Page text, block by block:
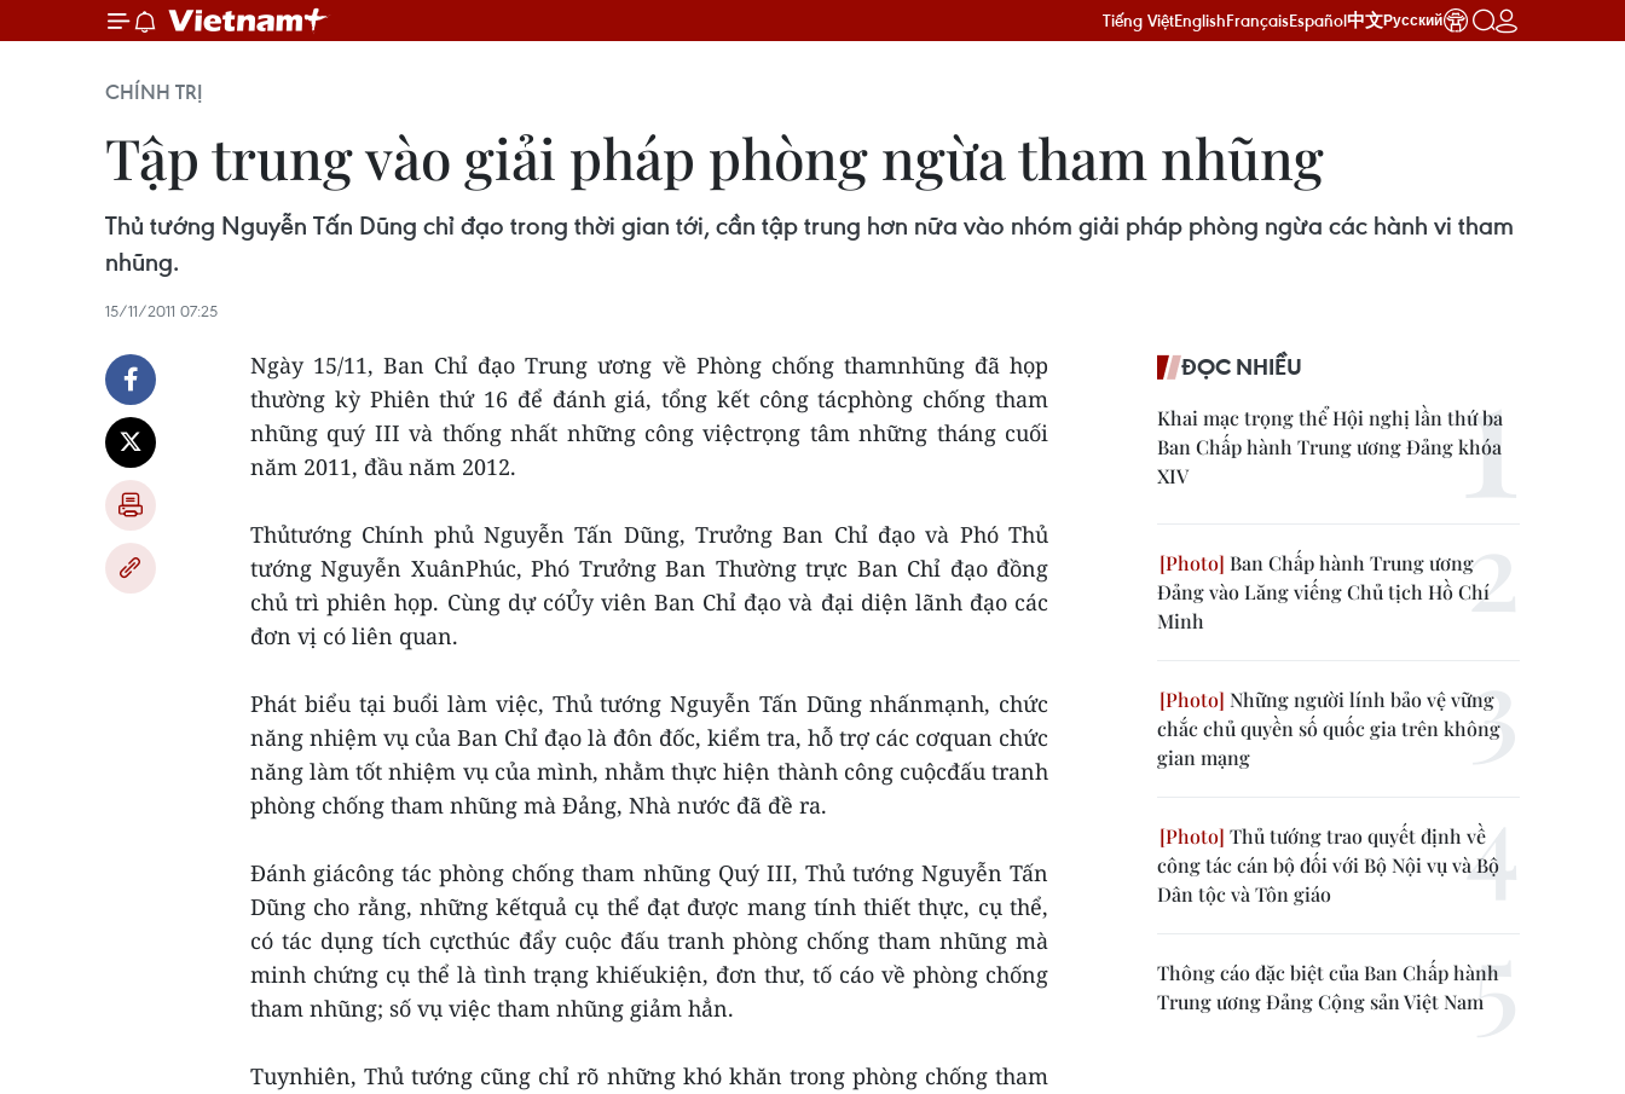
Tiếng ViệtEnglishFrançaisEspañol中文Русский
CHÍNH TRỊ
Tập trung vào giải pháp phòng ngừa tham nhũng
Thủ tướng Nguyễn Tấn Dũng chỉ đạo trong thời gian tới, cần tập trung hơn nữa vào nhóm giải pháp phòng ngừa các hành vi tham
nhũng.
15/11/2011 07:25
Ngày 15/11, Ban Chỉ đạo Trung ương về Phòng chống thamnhũng đã họp
thường kỳ Phiên thứ 16 để đánh giá, tổng kết công tácphòng chống tham
nhũng quý III và thống nhất những công việctrọng tâm những tháng cuối
năm 2011, đầu năm 2012.
Thủtướng Chính phủ Nguyễn Tấn Dũng, Trưởng Ban Chỉ đạo và Phó Thủ
tướng Nguyễn XuânPhúc, Phó Trưởng Ban Thường trực Ban Chỉ đạo đồng
chủ trì phiên họp. Cùng dự cóỦy viên Ban Chỉ đạo và đại diện lãnh đạo các
đơn vị có liên quan.
Phát biểu tại buổi làm việc, Thủ tướng Nguyễn Tấn Dũng nhấnmạnh, chức
năng nhiệm vụ của Ban Chỉ đạo là đôn đốc, kiểm tra, hỗ trợ các cơquan chức
năng làm tốt nhiệm vụ của mình, nhằm thực hiện thành công cuộcđấu tranh
phòng chống tham nhũng mà Đảng, Nhà nước đã đề ra.
Đánh giácông tác phòng chống tham nhũng Quý III, Thủ tướng Nguyễn Tấn
Dũng cho rằng, những kếtquả cụ thể đạt được mang tính thiết thực, cụ thể,
có tác dụng tích cựcthúc đẩy cuộc đấu tranh phòng chống tham nhũng mà
minh chứng cụ thể là tình trạng khiếukiện, đơn thư, tố cáo về phòng chống
tham nhũng; số vụ việc tham nhũng giảm hẳn.
Tuynhiên, Thủ tướng cũng chỉ rõ những khó khăn trong phòng chống tham
ĐỌC NHIỀU
Khai mạc trọng thể Hội nghị lần thứ ba
Ban Chấp hành Trung ương Đảng khóa
XIV
Ban Chấp hành Trung ương
Đảng vào Lăng viếng Chủ tịch Hồ Chí
Minh
Những người lính bảo vệ vững
chắc chủ quyền số quốc gia trên không
gian mạng
Thủ tướng trao quyết định về
công tác cán bộ đối với Bộ Nội vụ và Bộ
Dân tộc và Tôn giáo
Thông cáo đặc biệt của Ban Chấp hành
Trung ương Đảng Cộng sản Việt Nam